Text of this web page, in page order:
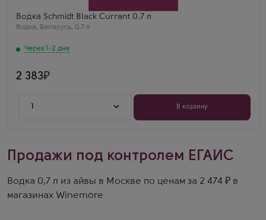
Водка Schmidt Black Currant 0.7 л
Водка, Беларусь, 0,7 л
Через 1-2 дня
Винный ценитель
На спирту высокого качества и на артезианской
воде, много этапов фильтрации для смягчения, я
2 383
1 В корзину
Продажи под контролем ЕГАИС
Водка 0,7 л из айвы в Москве по ценам за 2 474 ₽ в
магазинах Winemore